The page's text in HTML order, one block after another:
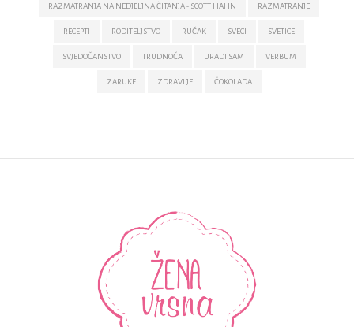
RAZMATRANJA NA NEDJELJNA ČITANJA - SCOTT HAHN RAZMATRANJE
RECEPTI RODITELJSTVO RUČAK SVECI SVETICE
SVJEDOČANSTVO TRUDNOĆA URADI SAM VERBUM
ZARUKE ZDRAVLJE ČOKOLADA